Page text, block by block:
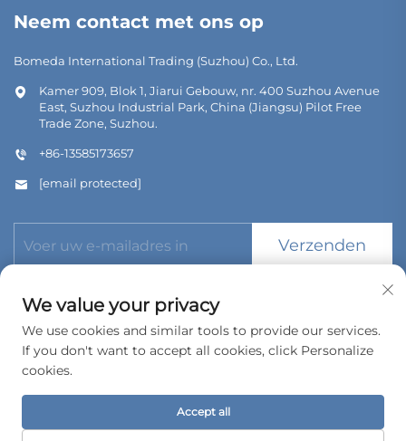
Neem contact met ons op
Bomeda International Trading (Suzhou) Co., Ltd.
Kamer 909, Blok 1, Jiarui Gebouw, nr. 400 Suzhou Avenue
East, Suzhou Industrial Park, China (Jiangsu) Pilot Free
Trade Zone, Suzhou.
+86-13585173657
[email protected]
Verzenden
Copyright © 2026 Bomeda International Trading (Suzhou) Co.,
Privacybeleid
We value your privacy
We use cookies and similar tools to provide our services.
If you don't want to accept all cookies, click Personalize
cookies.
Accept all